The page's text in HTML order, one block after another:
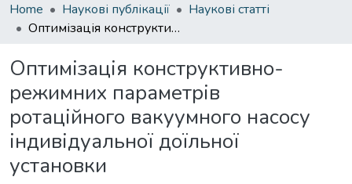
Home Наукові публікації
Наукові статті
Оптимізація конструктивно-режимних параметрів ротаційного вакуумного насосу індивідуальної доїльної установки
Оптимізація конструктивно-
режимних параметрів
ротаційного вакуумного насосу
індивідуальної доїльної
установки